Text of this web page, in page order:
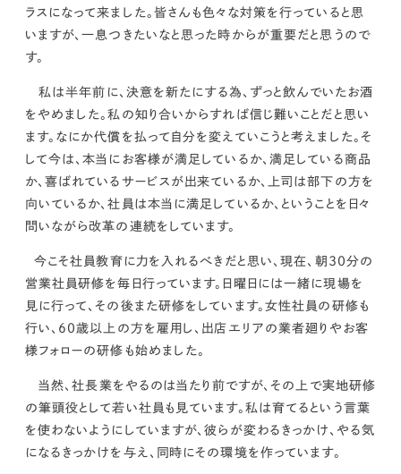
ラスになって来ました。皆さんも色々な対策を行っていると思
いますが、一息つきたいなと思った時からが重要だと思うので
す。
私は半年前に、 決意を新たにする為、ずっと飲んでいたお酒
をやめました。私の知り合いからすれば信じ難いことだと思い
ます。 なにか代償を払って自分を変えていこうと考えました。 そ
して今は、本当にお客様が満足しているか、満足している商品
か、喜ばれているサービスが出来ているか、上司は部下の方を
向いているか、社員は本当に満足しているか、ということを日々
問いながら改革の連続をしています。
今こそ社員教育に力を入れるべきだと思い、現在、朝30分の
営業社員研修を毎日行っています。日曜日には一緒に現場を
見に行って、その後また研修をしています。女性社員の研修も
行い、60歳以上の方を雇用し、出店エリアの業者廻りやお客
様フォローの研修も始めました。
当然、社長業をやるのは当たり前ですが、その上で実地研修
の筆頭役として若い社員も見ています。 私は育てるという言葉
を使わないようにしていますが、彼らが変わるきっかけ、やる気
になるきっかけを与え、同時にその環境を作っています。